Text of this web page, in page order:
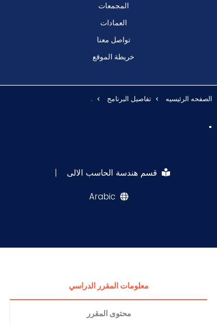
المجمعات
العمادات
تواصل معنا
خريطة الموقع
الصفحه الرئيسيه تفاصيل البرنامج .
.
قسم هندسة الحاسب الالى |
Arabic
معلومات المقرر الدراسي
محتوى المقرر